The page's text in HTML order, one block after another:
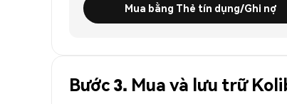
Mua bằng Thẻ tín dụng/Ghi nợ
Bước 3. Mua và lưu trữ